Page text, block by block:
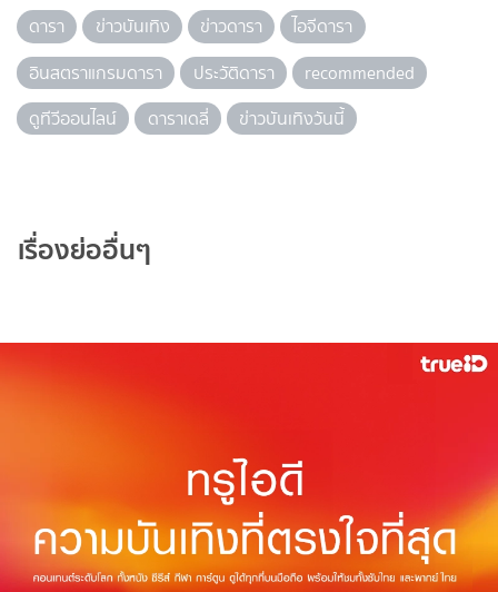
ดารา ข่าวบันเทิง ข่าวดารา
ไอจีดารา
อินสตราแกรมดารา
ประวัติดารา
recommended
ดูทีวีออนไลน์
ดาราเดลี่ ข่าวบันเทิงวันนี้
เรื่องย่ออื่นๆ